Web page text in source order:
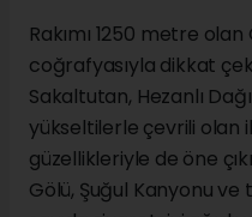
Rakımı 1250 metre
coğrafyasıyla dikkat
Sakaltutan, Hezanlı
yükseltilerle çevrili olan
güzellikleriyle de öne
Gölü, Şuğul Kanyonu